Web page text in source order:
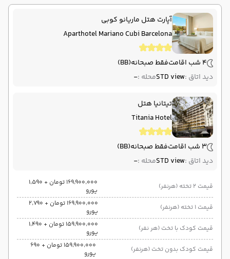
ساعت حرکت :04:35 مدت پرواز :06:00
پایان سفر آتن فرودگاه بین‌المللی آتن AIA
تهران فرودگاه بین‌المللی امام خمینی IKA
نوع سفر :هوایی (Economy)
ساعت حرکت :14:30
آپارت هتل ماریانو کوبی
Aparthotel Mariano Cubi Barcelona
4 شب اقامت فقط صبحانه(BB)
دید اتاق :STD viewمحله :-
تیتانیا هتل
Titania Hotel
3 شب اقامت فقط صبحانه(BB)
دید اتاق :STD viewمحله :-
قیمت 2 تخته (هرنفر)
۱۶۹٬۹۰۰٬۰۰۰ تومان + ۱٬۵۹۰
یورو
قیمت 1 تخته (هرنفر)
۱۶۹٬۹۰۰٬۰۰۰ تومان + ۲٬۷۹۰
یورو
قیمت کودک با تخت (هر نفر)
۱۵۹٬۹۰۰٬۰۰۰ تومان + ۱٬۴۹۰
یورو
قیمت کودک بدون تخت (هرنفر)
۱۵۹٬۹۰۰٬۰۰۰ تومان + ۶۹۰
یورو